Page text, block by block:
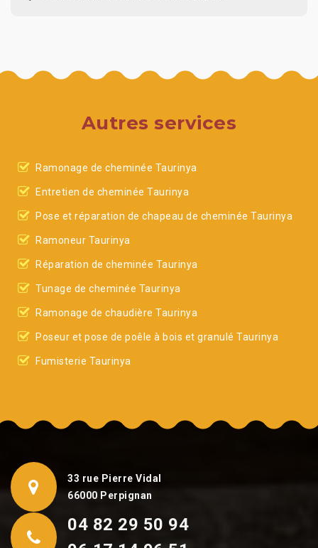
Autres services
Ramonage de cheminée Taurinya
Entretien de cheminée Taurinya
Pose et réparation de chapeau de cheminée Taurinya
Ramoneur Taurinya
Réparation de cheminée Taurinya
Tunage de cheminée Taurinya
Ramonage de chaudière Taurinya
Poseur et pose de poêle à bois et granulé Taurinya
Fumisterie Taurinya
33 rue Pierre Vidal
66000 Perpignan
04 82 29 50 94